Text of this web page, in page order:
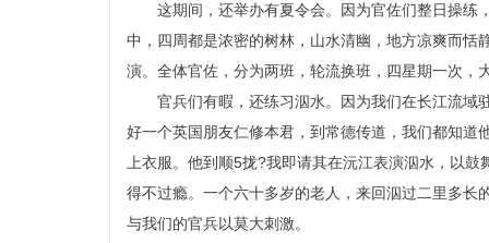
这期间，还举办有夏令会。因为官佐们整日操练
中，四周都是浓密的树林，山水清幽，地方凉爽而
演。全体官佐，分为两班，轮流换班，四星期一次
官兵们有暇，还练习泅水。因为我们在长江流域
好一个英国朋友仁修本君，到常德传道，我们都知
上衣服。他到顺5拢?我即请其在沅江表演泅水，以
得不过瘾。一个六十多岁的老人，来回泅过二里多
与我们的官兵以莫大刺激。